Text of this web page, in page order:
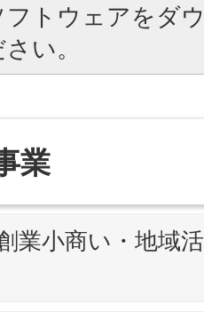
フトウェアをダ
い。
業
業小商い・地域